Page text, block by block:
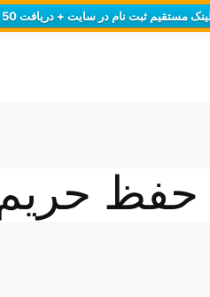
مستقیم ثبت نام در سایت + دریافت 50 دلار هدیه